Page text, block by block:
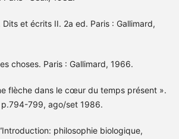
Dits et écrits II. 2a ed. Paris : Gallimard,
les choses. Paris : Gallimard, 1966.
flèche dans le cœur du temps présent ».
p.794-799, ago/set 1986.
philosophie biologique,